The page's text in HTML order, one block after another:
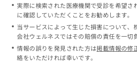
実際に検索された医療機関で受診を希望さ
に確認していただくことをお勧めします。
当サービスによって生じた損害について、
会社ウェルネスではその賠償の責任を一切
情報の誤りを発見された方は掲載情報の修
絡をいただければ幸いです。